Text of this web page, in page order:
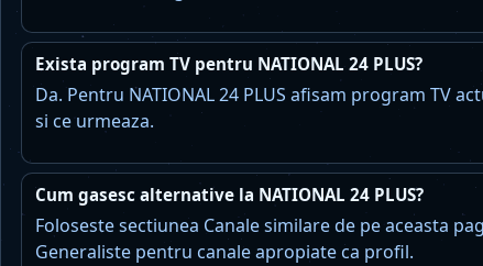
Exista program TV pentru NATIONAL 24 PLUS?
Da. Pentru NATIONAL 24 PLUS afisam program TV
si ce urmeaza.
Cum gasesc alternative la NATIONAL 24 PLUS?
Foloseste sectiunea Canale similare de pe aceasta
Generaliste pentru canale apropiate ca profil.